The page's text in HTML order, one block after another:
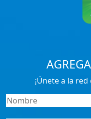
¡Únete a la